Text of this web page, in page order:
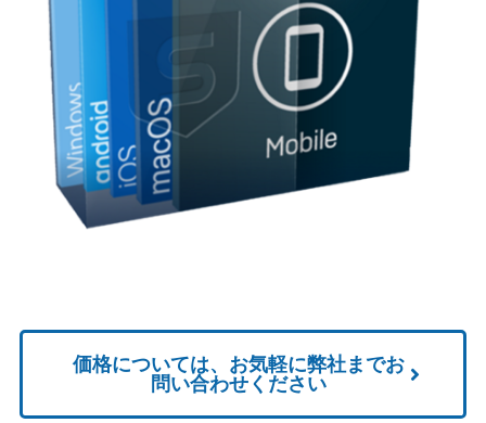
価格については、お気軽に弊社までお
問い合わせください